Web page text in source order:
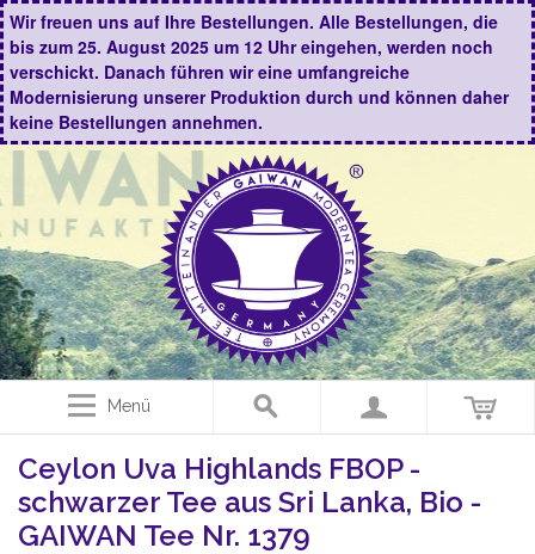
Wir freuen uns auf Ihre Bestellungen. Alle Bestellungen, die
bis zum 25. August 2025 um 12 Uhr eingehen, werden noch
verschickt. Danach führen wir eine umfangreiche
Modernisierung unserer Produktion durch und können daher
keine Bestellungen annehmen.
Menü
Ceylon Uva Highlands FBOP -
schwarzer Tee aus Sri Lanka, Bio -
GAIWAN Tee Nr. 1379